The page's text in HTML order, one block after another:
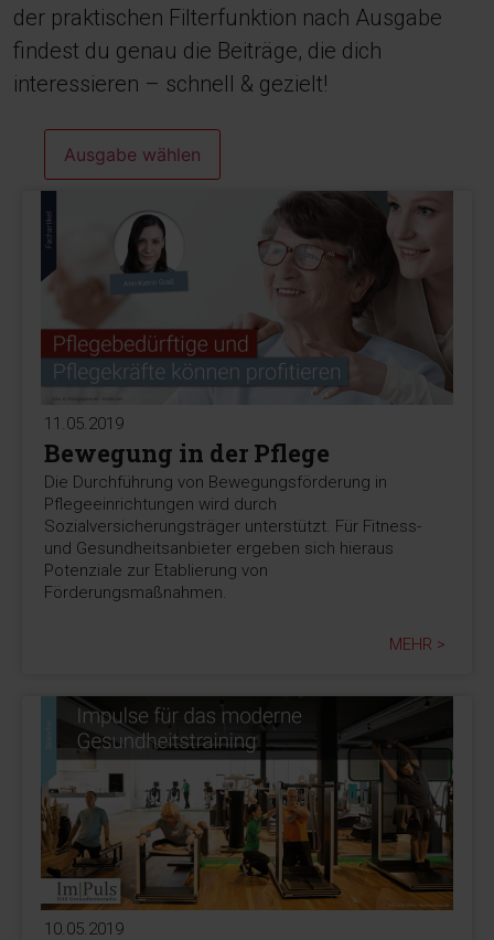
der praktischen Filterfunktion nach Ausgabe
findest du genau die Beiträge, die dich
interessieren – schnell & gezielt!
Ausgabe wählen
11.05.2019
Bewegung in der Pflege
Die Durchführung von Bewegungsförderung in
Pflegeeinrichtungen wird durch
Sozialversicherungsträger unterstützt. Für Fitness-
und Gesundheitsanbieter ergeben sich hieraus
Potenziale zur Etablierung von
Förderungsmaßnahmen.
MEHR >
10.05.2019